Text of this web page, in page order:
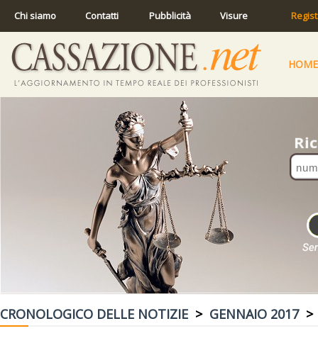
Chi siamo Contatti Pubblicità Visure
HOME
CRONOLOGICO DELLE NOTIZIE > GENNAIO 2017>